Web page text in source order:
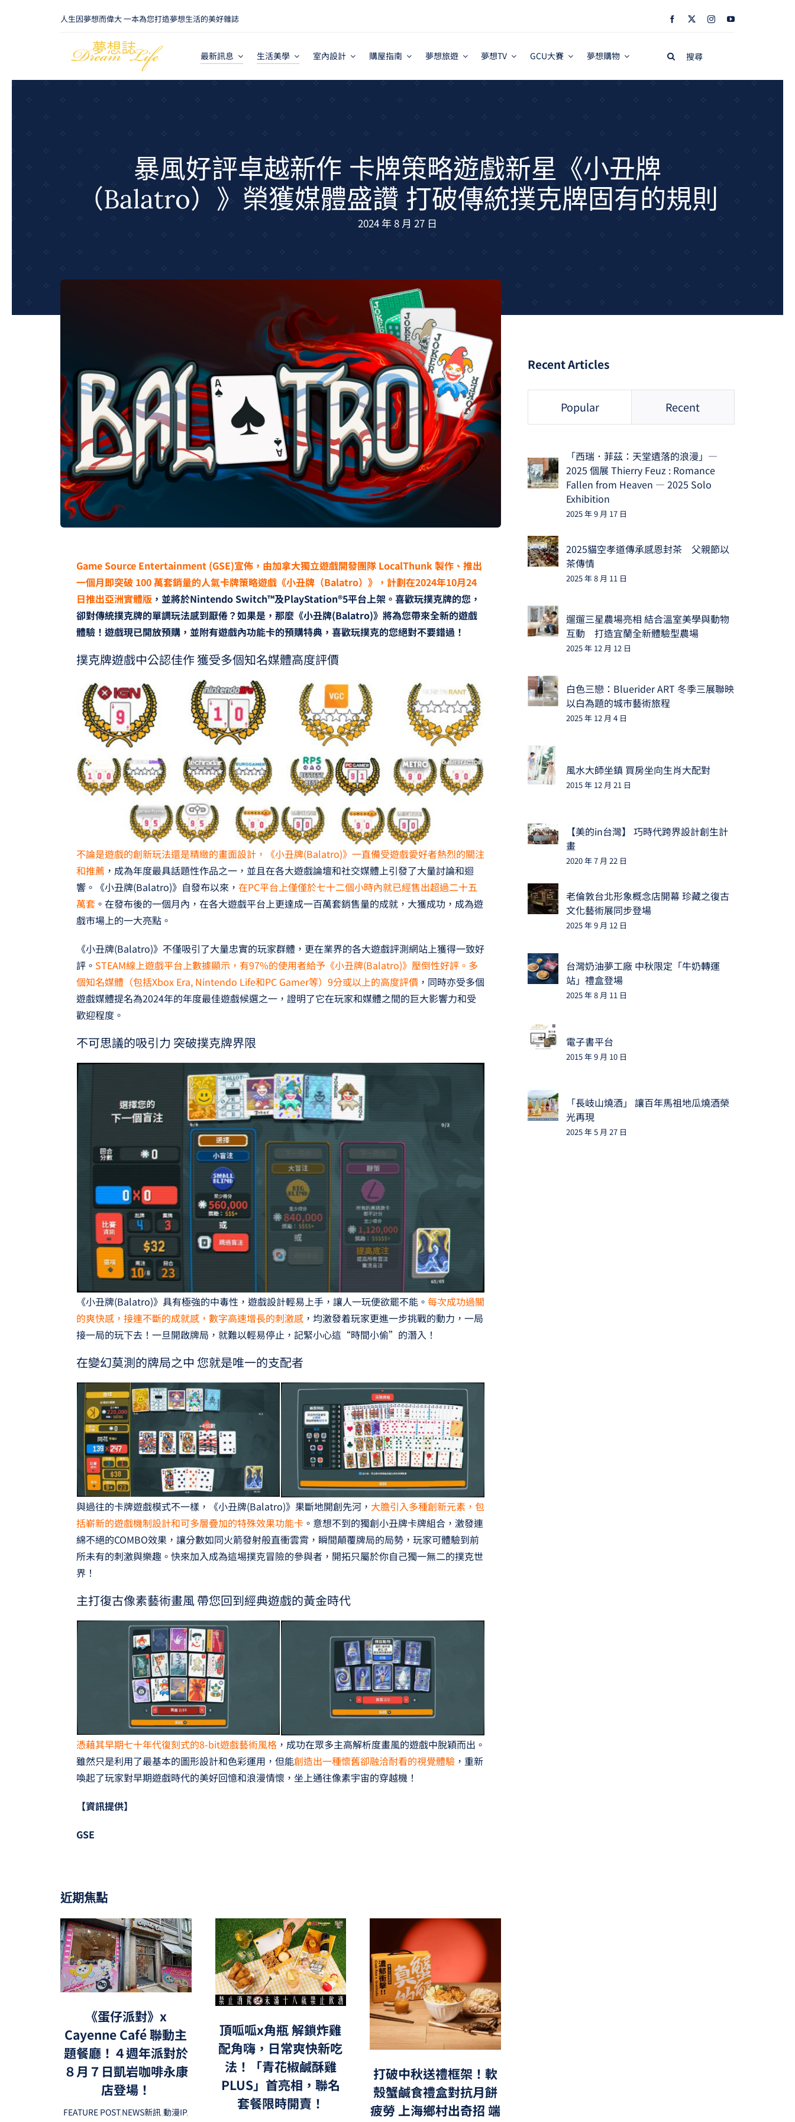
人生因夢想而偉大 一本為您打造夢想生活的美好雜誌
最新訊息 生活美學 室內設計 購屋指南 夢想旅遊 夢想TV GCU大賽 夢想購物
Search
暴風好評卓越新作 卡牌策略遊戲新星《小丑牌
（Balatro）》榮獲媒體盛讚 打破傳統撲克牌固有的規則
2024 年 8 月 27 日
Game Source Entertainment (GSE)宣佈，由加拿大獨立遊戲開發團隊 LocalThunk 製作、推出
一個月即突破 100 萬套銷量的人氣卡牌策略遊戲《小丑牌（Balatro）》，計劃在2024年10月24
日推出亞洲實體版，並將於Nintendo Switch™️及PlayStation®5平台上架。喜歡玩撲克牌的您，
卻對傳統撲克牌的單調玩法感到厭倦？如果是，那麼《小丑牌(Balatro)》將為您帶來全新的遊戲
體驗！遊戲現已開放預購，並附有遊戲內功能卡的預購特典，喜歡玩撲克的您絕對不要錯過！
撲克牌遊戲中公認佳作 獲受多個知名媒體高度評價
不論是遊戲的創新玩法還是精緻的畫面設計，《小丑牌(Balatro)》一直備受遊戲愛好者熱烈的關注
和推薦 ，成為年度最具話題性作品之一，並且在各大遊戲論壇和社交媒體上引發了大量討論和迴
響。《小丑牌(Balatro)》自發布以來， 在PC平台上僅僅於七十二個小時內就已經售出超過二十五
萬套。在發布後的一個月內，在各大遊戲平台上更達成一百萬套銷售量的成就，大獲成功，成為遊
戲市場上的一大亮點。
《小丑牌(Balatro)》不僅吸引了大量忠實的玩家群體，更在業界的各大遊戲評測網站上獲得一致好
評。 STEAM線上遊戲平台上數據顯示，有97%的使用者給予《小丑牌(Balatro)》壓倒性好評。多
個知名媒體（包括Xbox Era, Nintendo Life和PC Gamer等）9分或以上的高度評價，同時亦受多個
遊戲媒體提名為2024年的年度最佳遊戲候選之一，證明了它在玩家和媒體之間的巨大影響力和受
歡迎程度。
不可思議的吸引力 突破撲克牌界限
《小丑牌(Balatro)》具有極強的中毒性，遊戲設計輕易上手，讓人一玩便欲罷不能。 每次成功過關
的爽快感，接連不斷的成就感，數字高速增長的刺激感，均激發着玩家更進一步挑戰的動力，一局
接一局的玩下去！一旦開啟牌局，就難以輕易停止，記緊小心這“時間小偷”的潛入！
在變幻莫測的牌局之中 您就是唯一的支配者
與過往的卡牌遊戲模式不一樣，《小丑牌(Balatro)》果斷地開創先河， 大膽引入多種創新元素，包
括嶄新的遊戲機制設計和可多層疊加的特殊效果功能卡。意想不到的獨創小丑牌卡牌組合，激發連
綿不絕的COMBO效果，讓分數如同火箭發射般直衝雲霄，瞬間顛覆牌局的局勢，玩家可體驗到前
所未有的刺激與樂趣。快來加入成為這埸撲克冒險的參與者，開拓只屬於你自己獨一無二的撲克世
界！
主打復古像素藝術畫風 帶您回到經典遊戲的黃金時代
憑藉其早期七十年代復刻式的8-bit遊戲藝術風格，成功在眾多主高解析度畫風的遊戲中脫穎而出。
雖然只是利用了最基本的圖形設計和色彩運用，但能創造出一種懷舊卻融洽耐看的視覺體驗，重新
喚起了玩家對早期遊戲時代的美好回憶和浪漫情懷，坐上通往像素宇宙的穿越機！
【資訊提供】
GSE
近期焦點
《蛋仔派對》x
Cayenne Café 聯動主
題餐廳！４週年派對於
８月７日凱岩咖啡永康
店登場！
FEATURE POST,NEWS新訊,動漫IP,
頂呱呱x角瓶 解鎖炸雞
配角嗨，日常爽快新吃
法！「青花椒鹹酥雞
PLUS」首亮相，聯名
套餐限時開賣！
打破中秋送禮框架！軟
殼蟹鹹食禮盒對抗月餅
疲勞 上海鄉村出奇招 端
Recent Articles
Popular Recent
「西瑞．菲茲：天堂遺落的浪漫」—
2025 個展 Thierry Feuz : Romance
Fallen from Heaven — 2025 Solo
Exhibition
2025 年 9 月 17 日
2025貓空孝道傳承感恩封茶 父親節以
茶傳情
2025 年 8 月 11 日
遛遛三星農場亮相 結合溫室美學與動物
互動 打造宜蘭全新體驗型農場
2025 年 12 月 12 日
白色三戀：Bluerider ART 冬季三展聯映
以白為題的城市藝術旅程
2025 年 12 月 4 日
風水大師坐鎮 買房坐向生肖大配對
2015 年 12 月 21 日
【美的in台灣】 巧時代跨界設計創生計
畫
2020 年 7 月 22 日
老倫敦台北形象概念店開幕 珍藏之復古
文化藝術展同步登場
2025 年 9 月 12 日
台灣奶油夢工廠 中秋限定「牛奶轉運
站」禮盒登場
2025 年 8 月 11 日
電子書平台
2015 年 9 月 10 日
「長岐山燒酒」 讓百年馬祖地瓜燒酒榮
光再現
2025 年 5 月 27 日